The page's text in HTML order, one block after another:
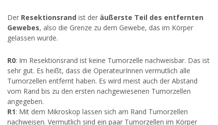
Der Resektionsrand ist der äußerste Teil des entfernten
Gewebes, also die Grenze zu dem Gewebe, das im Körper
gelassen wurde.
R0: Im Resektionsrand ist keine Tumorzelle nachweisbar. Das ist
sehr gut. Es heißt, dass die OperateurInnen vermutlich alle
Tumorzellen entfernt haben. Es wird meist auch der Abstand
vom Rand bis zu den ersten nachgewiesenen Tumorzellen
angegeben.
R1: Mit dem Mikroskop lassen sich am Rand Tumorzellen
nachweisen. Vermutlich sind ein paar Tumorzellen im Körper